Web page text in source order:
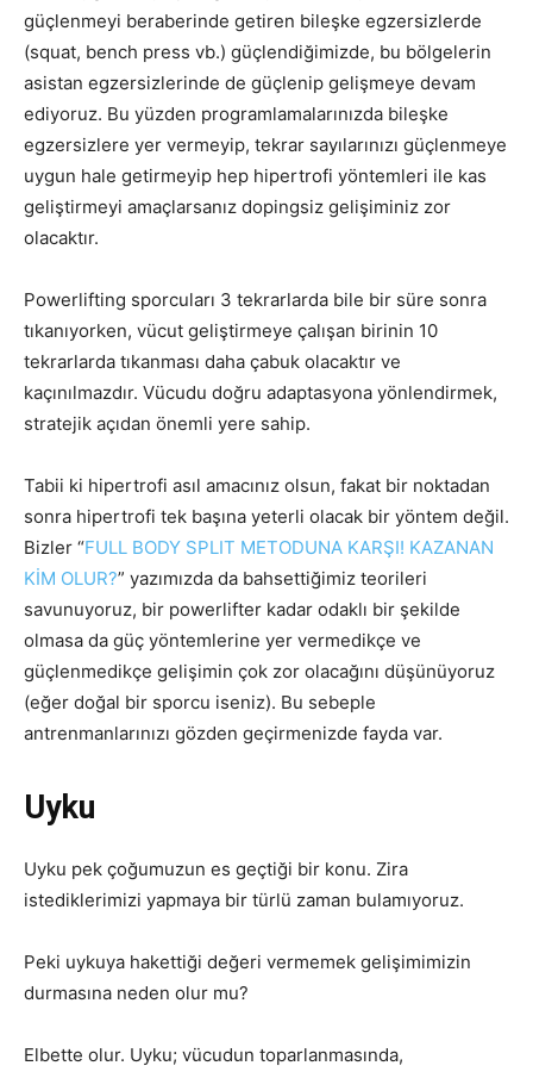
güçlenmeyi beraberinde getiren bileşke egzersizlerde
(squat, bench press vb.) güçlendiğimizde, bu bölgelerin
asistan egzersizlerinde de güçlenip gelişmeye devam
ediyoruz. Bu yüzden programlamalarınızda bileşke
egzersizlere yer vermeyip, tekrar sayılarınızı güçlenmeye
uygun hale getirmeyip hep hipertrofi yöntemleri ile kas
geliştirmeyi amaçlarsanız dopingsiz gelişiminiz zor
olacaktır.
Powerlifting sporcuları 3 tekrarlarda bile bir süre sonra
tıkanıyorken, vücut geliştirmeye çalışan birinin 10
tekrarlarda tıkanması daha çabuk olacaktır ve
kaçınılmazdır. Vücudu doğru adaptasyona yönlendirmek,
stratejik açıdan önemli yere sahip.
Tabii ki hipertrofi asıl amacınız olsun, fakat bir noktadan
sonra hipertrofi tek başına yeterli olacak bir yöntem değil.
Bizler “FULL BODY SPLIT METODUNA KARŞI! KAZANAN
KİM OLUR?” yazımızda da bahsettiğimiz teorileri
savunuyoruz, bir powerlifter kadar odaklı bir şekilde
olmasa da güç yöntemlerine yer vermedikçe ve
güçlenmedikçe gelişimin çok zor olacağını düşünüyoruz
(eğer doğal bir sporcu iseniz). Bu sebeple
antrenmanlarınızı gözden geçirmenizde fayda var.
Uyku
Uyku pek çoğumuzun es geçtiği bir konu. Zira
istediklerimizi yapmaya bir türlü zaman bulamıyoruz.
Peki uykuya hakettiği değeri vermemek gelişimimizin
durmasına neden olur mu?
Elbette olur. Uyku; vücudun toparlanmasında,